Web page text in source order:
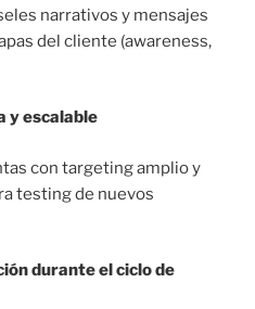
narrativos y mensajes
del cliente (awareness,
y escalable
con targeting amplio y
testing de nuevos
durante el ciclo de